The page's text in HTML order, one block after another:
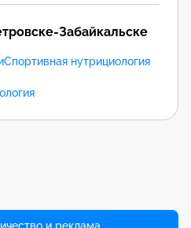
Забайкальске
Спортивная нутрициология